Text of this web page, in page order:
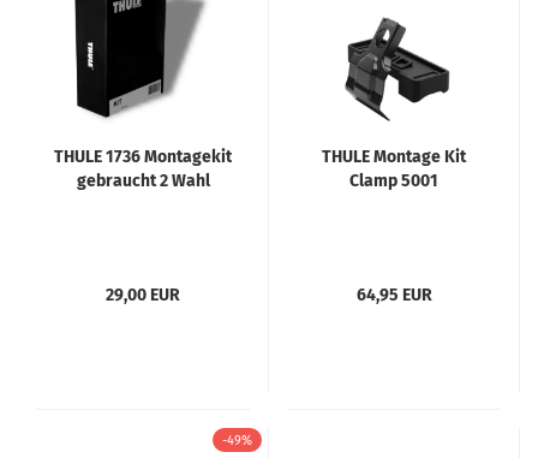
THULE 1736 Montagekit
gebraucht 2 Wahl
29,00 EUR
THULE Montage Kit
Clamp 5001
64,95 EUR
-49%